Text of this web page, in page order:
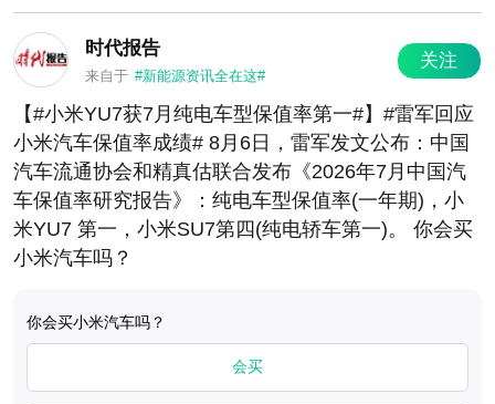
时代报告
来自于 #新能源资讯全在这#
关注
【#小米YU7获7月纯电车型保值率第一#】#雷军回应
小米汽车保值率成绩# 8月6日，雷军发文公布：中国
汽车流通协会和精真估联合发布《2026年7月中国汽
车保值率研究报告》：纯电车型保值率(一年期)，小
米YU7 第一，小米SU7第四(纯电轿车第一)。 你会买
小米汽车吗？
​​​你会买小米汽车吗？
会买